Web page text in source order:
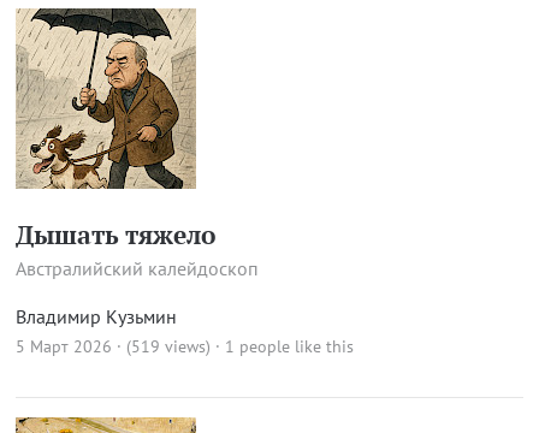
Дышать тяжело
Австралийский калейдоскоп
Владимир Кузьмин
5 Март 2026 · (519 views) · 1 people like this